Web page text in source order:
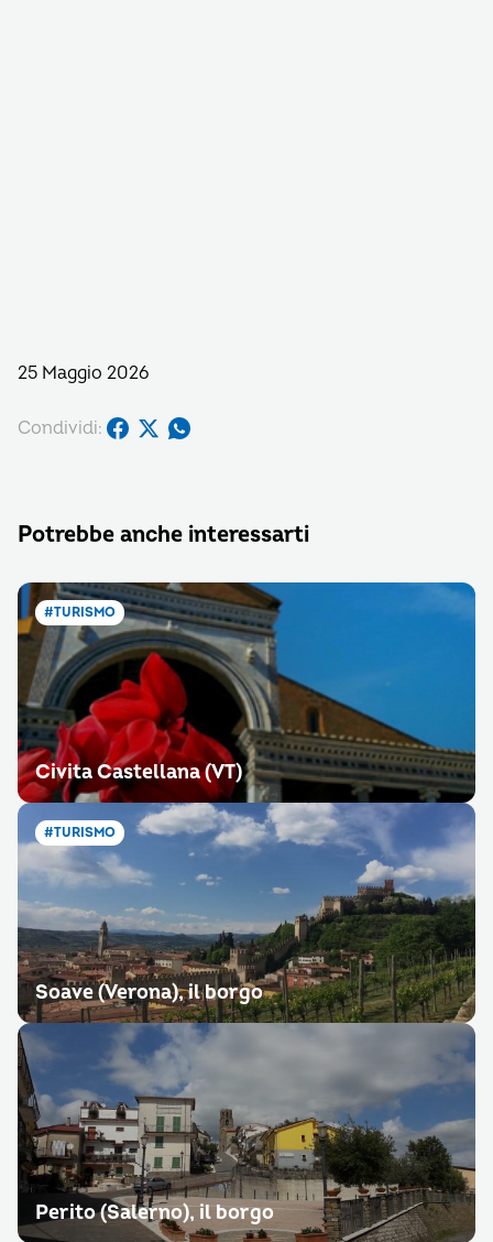
25 Maggio 2026
Condividi:
Potrebbe anche interessarti
#TURISMO
Civita Castellana (VT)
#TURISMO
Soave (Verona), il borgo
Perito (Salerno), il borgo